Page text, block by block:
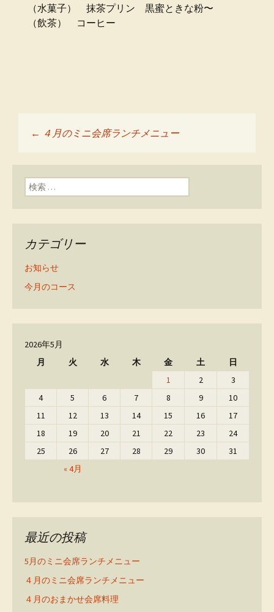
（水菓子） 抹茶プリン 黒蜜ときな粉〜
（飲茶） コーヒー
ン
← ４月のミニ会席ランチメニュー
検索:
カテゴリー
お知らせ
今月のコース
2026年5月
月
火 水 木 金 土 日
« 4月
1 2
3
4
5 6 7 8 9
10
11
12 13 14 15 16
17
18
19 20 21 22 23
24
25
26 27 28 29 30 31
最近の投稿
5月のミニ会席ランチメニュー
４月のミニ会席ランチメニュー
４月のおまかせ会席料理